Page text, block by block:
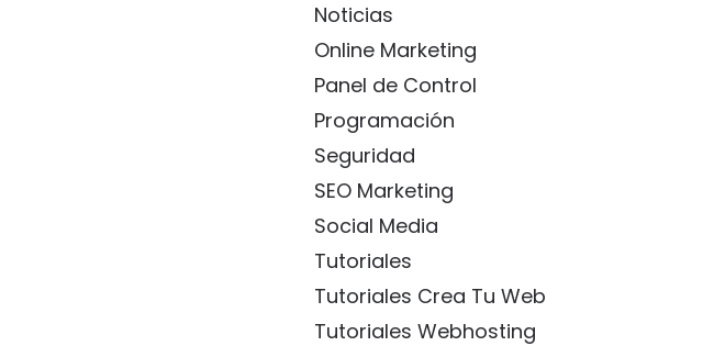
Noticias
Online Marketing
Panel de Control
Programación
Seguridad
SEO Marketing
Social Media
Tutoriales
Tutoriales Crea Tu Web
Tutoriales Webhosting